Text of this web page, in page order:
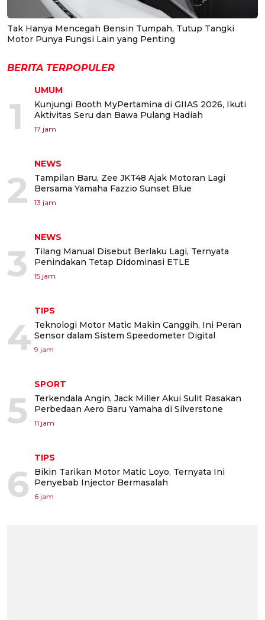
Tak Hanya Mencegah Bensin Tumpah, Tutup Tangki
Motor Punya Fungsi Lain yang Penting
BERITA TERPOPULER
1
UMUM
Kunjungi Booth MyPertamina di GIIAS 2026, Ikuti
Aktivitas Seru dan Bawa Pulang Hadiah
17 jam
2
NEWS
Tampilan Baru, Zee JKT48 Ajak Motoran Lagi
Bersama Yamaha Fazzio Sunset Blue
13 jam
3
NEWS
Tilang Manual Disebut Berlaku Lagi, Ternyata
Penindakan Tetap Didominasi ETLE
15 jam
4
TIPS
Teknologi Motor Matic Makin Canggih, Ini Peran
Sensor dalam Sistem Speedometer Digital
9 jam
5
SPORT
Terkendala Angin, Jack Miller Akui Sulit Rasakan
Perbedaan Aero Baru Yamaha di Silverstone
11 jam
6
TIPS
Bikin Tarikan Motor Matic Loyo, Ternyata Ini
Penyebab Injector Bermasalah
6 jam